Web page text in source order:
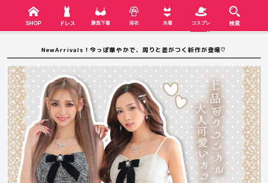
SHOP ドレス 勝負下着 浴衣 水着 コスプレ 検索
NewArrivals！今っぽ華やかで、周りと差がつく新作が登場♡
SHOP